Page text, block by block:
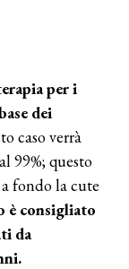
per i
dei
caso verrà
99%; questo
fondo la cute
è consigliato
da